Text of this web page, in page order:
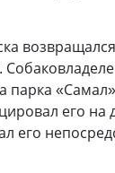
парка
его на
его